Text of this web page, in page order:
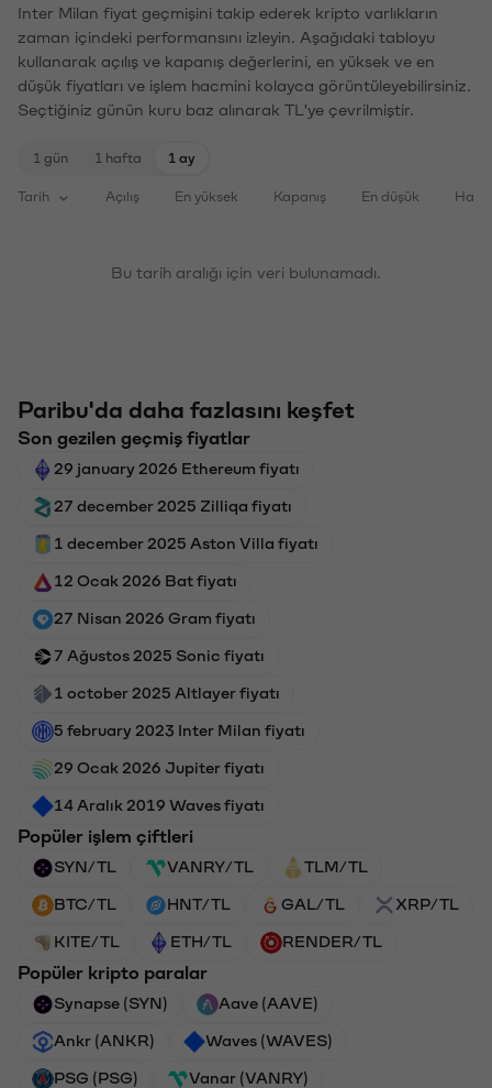
Inter Milan fiyat geçmişini takip ederek kripto varlıkların
zaman içindeki performansını izleyin. Aşağıdaki tabloyu
kullanarak açılış ve kapanış değerlerini, en yüksek ve en
düşük fiyatları ve işlem hacmini kolayca görüntüleyebilirsiniz.
Seçtiğiniz günün kuru baz alınarak TL'ye çevrilmiştir.
1 gün 1 hafta 1 ay
Tarih Açılış En yüksek Kapanış En düşük
Bu tarih aralığı için veri bulunamadı.
Paribu'da daha fazlasını keşfet
Son gezilen geçmiş fiyatlar
29 january 2026 Ethereum fiyatı
27 december 2025 Zilliqa fiyatı
1 december 2025 Aston Villa fiyatı
12 Ocak 2026 Bat fiyatı
27 Nisan 2026 Gram fiyatı
7 Ağustos 2025 Sonic fiyatı
1 october 2025 Altlayer fiyatı
5 february 2023 Inter Milan fiyatı
29 Ocak 2026 Jupiter fiyatı
14 Aralık 2019 Waves fiyatı
Popüler işlem çiftleri
SYN/TL VANRY/TL TLM/TL
BTC/TL HNT/TL GAL/TL XRP/TL
KITE/TL ETH/TL RENDER/TL
Popüler kripto paralar
Synapse (SYN) Aave (AAVE)
Ankr (ANKR) Waves (WAVES)
PSG (PSG) Vanar (VANRY)